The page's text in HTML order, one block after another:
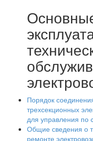
Порядок
трехсекционных
для управления по
Общие сведения о
ремонте